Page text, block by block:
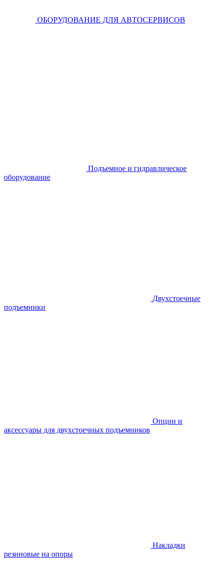
ОБОРУДОВАНИЕ ДЛЯ АВТОСЕРВИСОВ
Подъемное и гидравлическое
оборудование
Двухстоечные
подъемники
Опции и
аксессуары для двухстоечных подъемников
Накладки
резиновые на опоры